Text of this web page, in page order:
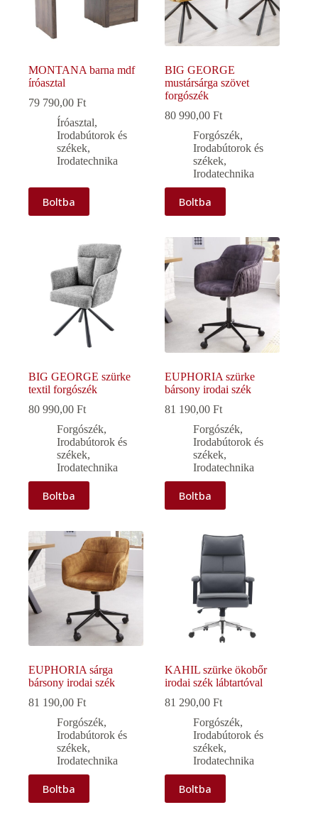
MONTANA barna mdf
íróasztal
79 790,00 Ft
Íróasztal,
Irodabútorok és
székek,
Irodatechnika
Boltba
BIG GEORGE
mustársárga szövet
forgószék
80 990,00Ft
Forgószék,
Irodabútorok és
székek,
Irodatechnika
Boltba
BIG GEORGE szürke
textil forgószék
80 990,00 Ft
Forgószék,
Irodabútorok és
székek,
Irodatechnika
Boltba
EUPHORIA szürke
bársony irodai szék
81 190,00Ft
Forgószék,
Irodabútorok és
székek,
Irodatechnika
Boltba
EUPHORIA sárga
bársony irodai szék
81 190,00 Ft
Forgószék,
Irodabútorok és
székek,
Irodatechnika
Boltba
KAHIL szürke ökobőr
irodai szék lábtartóval
81 290,00Ft
Forgószék,
Irodabútorok és
székek,
Irodatechnika
Boltba